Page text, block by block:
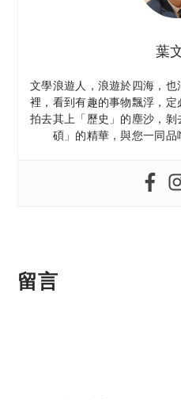
葉
文學浪遊人，浪遊於四海，
裡，看到有趣的事物飄浮，
拍去其上「歷史」的塵沙，
碩」的精華，與您一同品
留言